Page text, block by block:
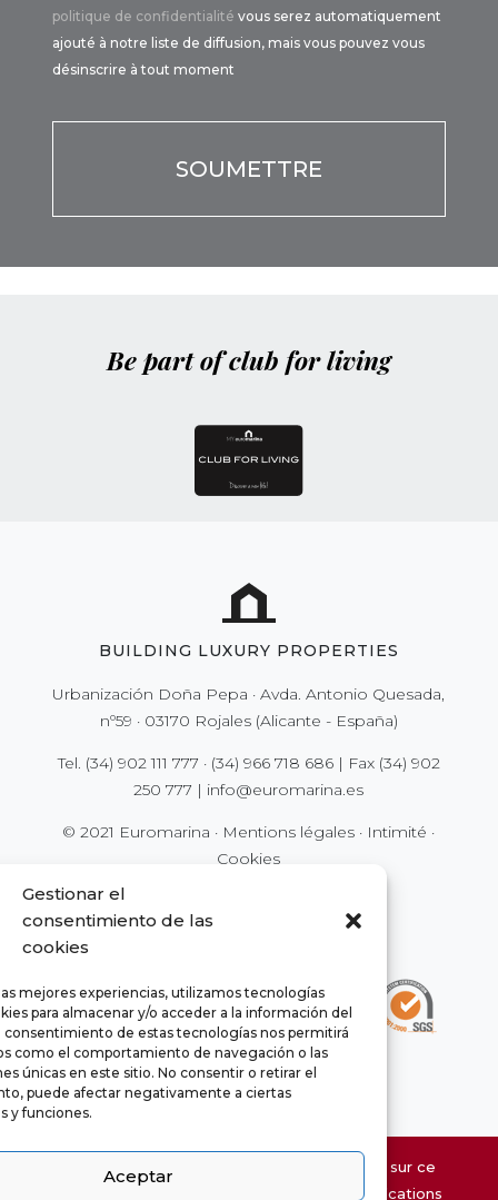
Gestionar el
consentimiento de las
cookies
mejores experiencias, utilizamos tecnologías
para almacenar y/o acceder a la información del
consentimiento de estas tecnologías nos permitirá
como el comportamiento de navegación o las
únicas en este sitio. No consentir o retirar el
puede afectar negativamente a ciertas
y funciones.
Aceptar
politique de confidentialitévous serez automatiquement
ajouté à notre liste de diffusion, mais vous pouvez vous
désinscrire à tout moment
favor,
Be part of club for living
BUILDING LUXURY PROPERTIES
Urbanización Doña Pepa · Avda. Antonio Quesada,
nº59 · 03170 Rojales (Alicante - España)
Tel. (34) 902 111 777 · (34) 966 718 686| Fax (34) 902
250 777 | info@euromarina.es
© 2021 Euromarina · Mentions légales · Intimité ·
Cookies
Les informations concernant les propriétés sur ce
site Web peuvent être sujettes à des modifications